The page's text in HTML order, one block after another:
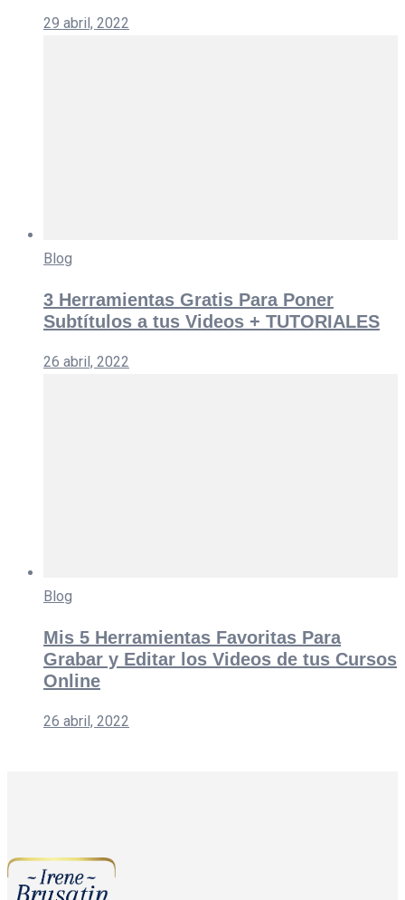
29 abril, 2022
Blog
3 Herramientas Gratis Para Poner
Subtítulos a tus Videos + TUTORIALES
26 abril, 2022
Blog
Mis 5 Herramientas Favoritas Para
Grabar y Editar los Videos de tus Cursos
Online
26 abril, 2022